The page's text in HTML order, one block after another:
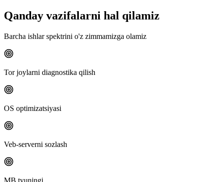
Qanday vazifalarni hal qilamiz
Barcha ishlar spektrini o'z zimmamizga olamiz
Tor joylarni diagnostika qilish
OS optimizatsiyasi
Veb-serverni sozlash